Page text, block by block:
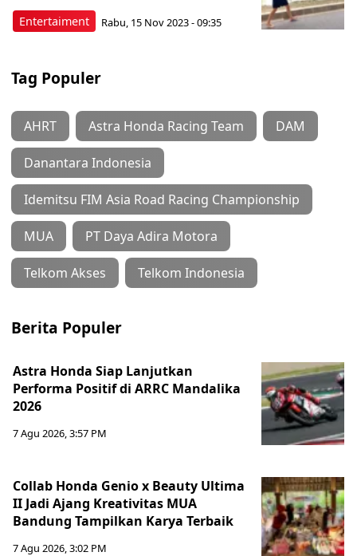
Entertaiment Rabu, 15 Nov 2023 - 09:35
Tag Populer
AHRT Astra Honda Racing Team DAM
Danantara Indonesia
Idemitsu FIM Asia Road Racing Championship
MUA PT Daya Adira Motora
Telkom Akses Telkom Indonesia
Berita Populer
Astra Honda Siap Lanjutkan
Performa Positif di ARRC Mandalika
2026
7 Agu 2026, 3:57 PM
Collab Honda Genio x Beauty Ultima
II Jadi Ajang Kreativitas MUA
Bandung Tampilkan Karya Terbaik
7 Agu 2026, 3:02 PM